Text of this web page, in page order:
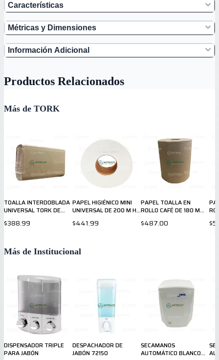
Características
Métricas y Dimensiones
Información Adicional
Productos Relacionados
Más de TORK
TOALLA INTERDOBLADA
UNIVERSAL TORK DE
$388.99
PAPEL HIGIÉNICO MINI
UNIVERSAL DE 200 M HD
$441.99
PAPEL TOALLA EN
ROLLO CAFÉ DE 180 M
$487.00
Más de Institucional
DISPENSADOR TRIPLE
PARA JABÓN
DESPACHADOR DE
JABÓN 72150
SECAMANOS
AUTOMÁTICO BLANCO